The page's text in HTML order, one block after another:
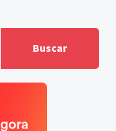
Buscar